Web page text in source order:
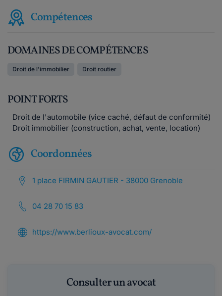
Compétences
DOMAINES DE COMPÉTENCES
Droit de l'immobilier Droit routier
POINT FORTS
Droit de l'automobile (vice caché, défaut de conformité)
Droit immobilier (construction, achat, vente, location)
Coordonnées
1 place FIRMIN GAUTIER - 38000 Grenoble
04 28 70 15 83
https://www.berlioux-avocat.com/
Consulter un avocat